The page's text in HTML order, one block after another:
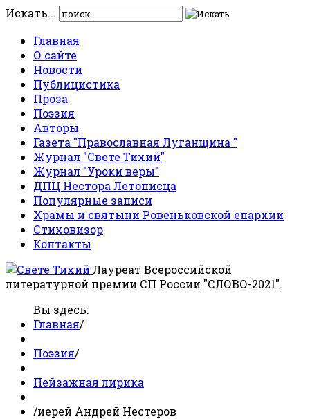
Искать...
Главная
О сайте
Новости
Публицистика
Проза
Поэзия
Авторы
Газета "Православная Луганщина "
Журнал "Свете Тихий"
Журнал "Уроки веры"
ДПЦ Нестора Летописца
Популярные записи
Храмы и святыни Ровеньковской епархии
Стиховизор
Контакты
Лауреат Всероссийской
литературной премии СП России "СЛОВО-2021".
Вы здесь:
Главная/
Поэзия/
Пейзажная лирика
/иерей Андрей Нестеров